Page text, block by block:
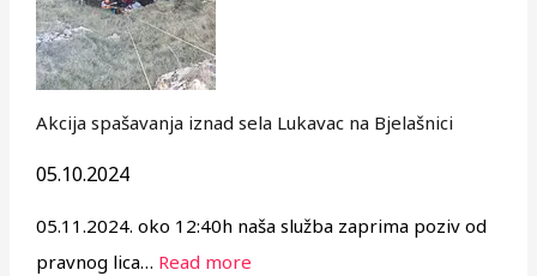
Akcija spašavanja iznad sela Lukavac na Bjelašnici
05.10.2024
05.11.2024. oko 12:40h naša služba zaprima poziv od
pravnog lica… Read more